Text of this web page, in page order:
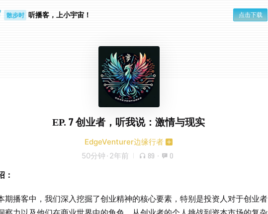
散步时 听播客，上小宇宙！ 点击下载
EP. 7 创业者，听我说：激情与现实
EdgeVenturer边缘行者
50分钟 · 2年前 89 · 0
：
期播客中，我们深入挖掘了创业精神的核心要素，特别是投资人对于创业者